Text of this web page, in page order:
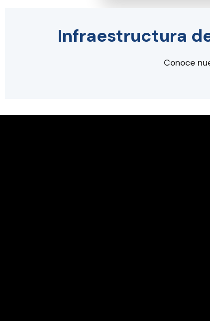
Infraestructura
Conoce